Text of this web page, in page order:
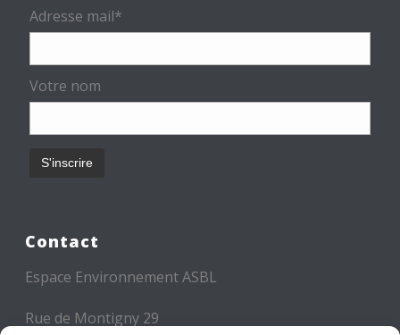
Adresse mail*
Votre nom
Contact
Espace Environnement ASBL
Rue de Montigny 29